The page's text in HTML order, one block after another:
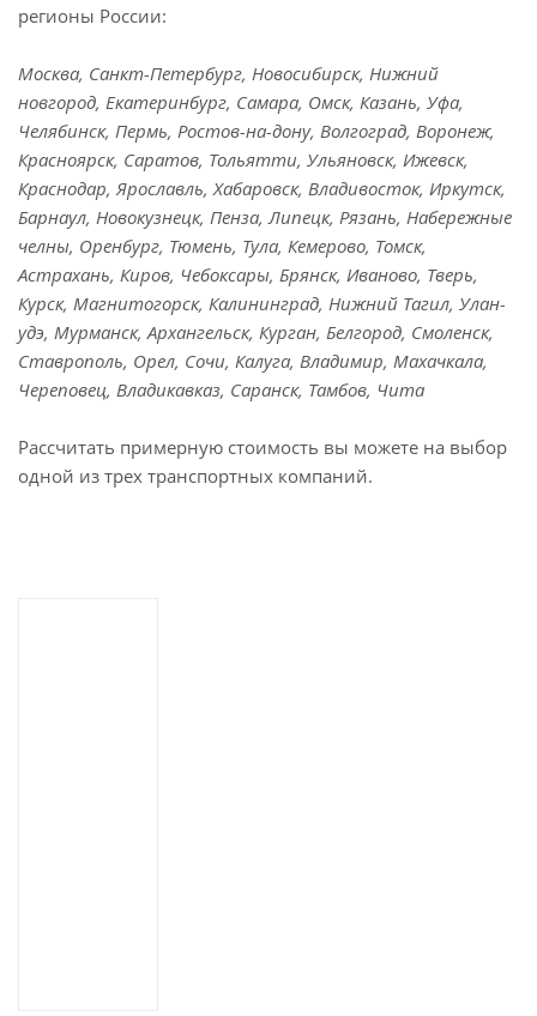
регионы России:
Москва, Санкт-Петербург, Новосибирск, Нижний
новгород, Екатеринбург, Самара, Омск, Казань, Уфа,
Челябинск, Пермь, Ростов-на-дону, Волгоград, Воронеж,
Красноярск, Саратов, Тольятти, Ульяновск, Ижевск,
Краснодар, Ярославль, Хабаровск, Владивосток, Иркутск,
Барнаул, Новокузнецк, Пенза, Липецк, Рязань, Набережные
челны, Оренбург, Тюмень, Тула, Кемерово, Томск,
Астрахань, Киров, Чебоксары, Брянск, Иваново, Тверь,
Курск, Магнитогорск, Калининград, Нижний Тагил, Улан-
удэ, Мурманск, Архангельск, Курган, Белгород, Смоленск,
Ставрополь, Орел, Сочи, Калуга, Владимир, Махачкала,
Череповец, Владикавказ, Саранск, Тамбов, Чита
Рассчитать примерную стоимость вы можете на выбор
одной из трех транспортных компаний.